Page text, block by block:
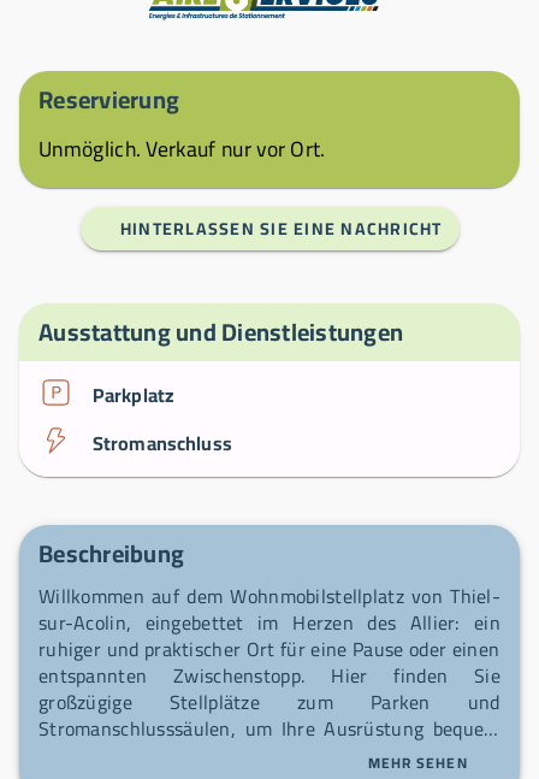
Reservierung
Unmöglich. Verkauf nur vor Ort.
HINTERLASSEN SIE EINE NACHRICHT
Ausstattung und Dienstleistungen
Parkplatz
Stromanschluss
Beschreibung
Willkommen auf dem Wohnmobilstellplatz von Thiel-
sur-Acolin, eingebettet im Herzen des Allier: ein
ruhiger und praktischer Ort für eine Pause oder einen
entspannten Zwischenstopp. Hier finden Sie
großzügige Stellplätze zum Parken und
Stromanschlusssäulen, um Ihre Ausrüstung bequem
aufzuladen. Genießen Sie einen einfachen und
MEHR SEHEN